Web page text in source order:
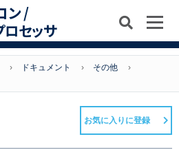
ン /
ロセッサ
ドキュメント
その他
お気に入りに登録